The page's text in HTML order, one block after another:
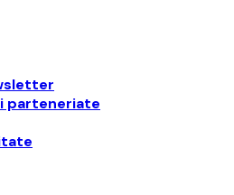
parteneriate